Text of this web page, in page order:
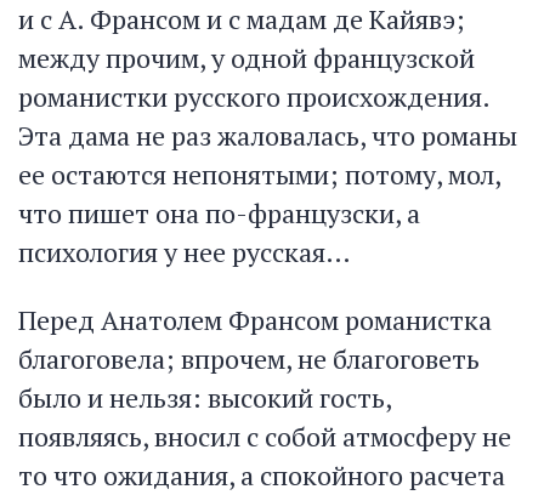
и с А. Франсом и с мадам де Кайявэ;
между прочим, у одной французской
романистки русского происхождения.
Эта дама не раз жаловалась, что романы
ее остаются непонятыми; потому, мол,
что пишет она по-французски, а
психология у нее русская…
Перед Анатолем Франсом романистка
благоговела; впрочем, не благоговеть
было и нельзя: высокий гость,
появляясь, вносил с собой атмосферу не
то что ожидания, а спокойного расчета